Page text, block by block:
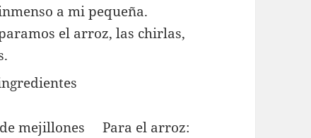
a mi pequeña.
el arroz, las chirlas,
mejillones Para el arroz: